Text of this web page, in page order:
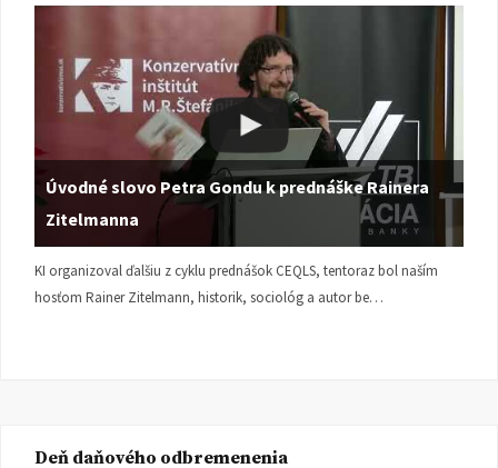
Úvodné slovo Petra Gondu k prednáške Rainera
Zitelmanna
KI organizoval ďalšiu z cyklu prednášok CEQLS, tentoraz bol naším
hosťom Rainer Zitelmann, historik, sociológ a autor be…
Deň daňového odbremenenia